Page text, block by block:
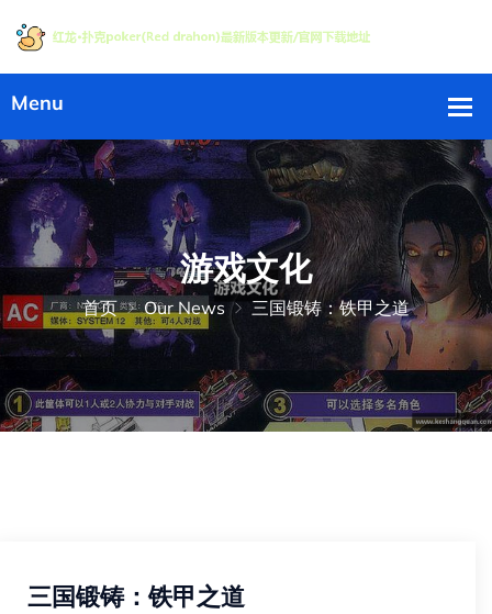
游戏文化
首页 Our News 三国锻铸：铁甲之道
三国锻铸：铁甲之道